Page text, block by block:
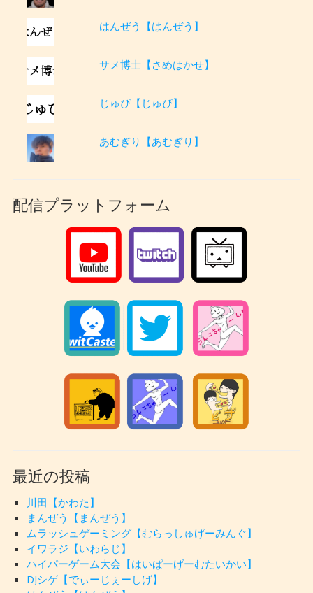
はんぜう【はんぜう】
サメ博士【さめはかせ】
じゅぴ【じゅぴ】
あむぎり【あむぎり】
配信プラットフォーム
最近の投稿
川田【かわた】
まんぜう【まんぜう】
ムラッシュゲーミング【むらっしゅげーみんぐ】
イワラジ【いわらじ】
ハイパーゲーム大会【はいぱーげーむたいかい】
DJシゲ【でぃーじぇーしげ】